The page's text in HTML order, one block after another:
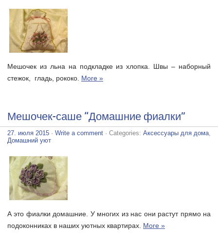
Мешочек из льна на подкладке из хлопка. Швы – наборный
стежок,
гладь, рококо. More »
Мешочек-саше “Домашние фиалки”
27. июля 2015 · Write a comment · Categories: Аксессуары для дома
Домашний уют
А это фиалки домашние. У многих из нас они растут прямо на
подоконниках в наших уютных квартирах. More »